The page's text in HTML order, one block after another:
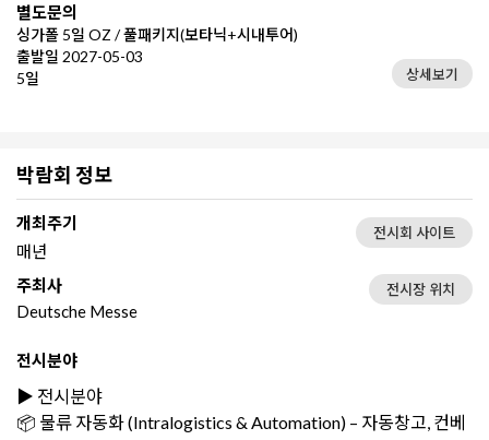
별도문의
싱가폴 5일 OZ / 풀패키지(보타닉+시내투어)
출발일 2027-05-03
5일
상세보기
박람회 정보
개최주기
매년
전시회 사이트
주최사
Deutsche Messe
전시장 위치
전시분야
▶️ 전시분야
📦 물류 자동화 (Intralogistics & Automation) – 자동창고, 컨베